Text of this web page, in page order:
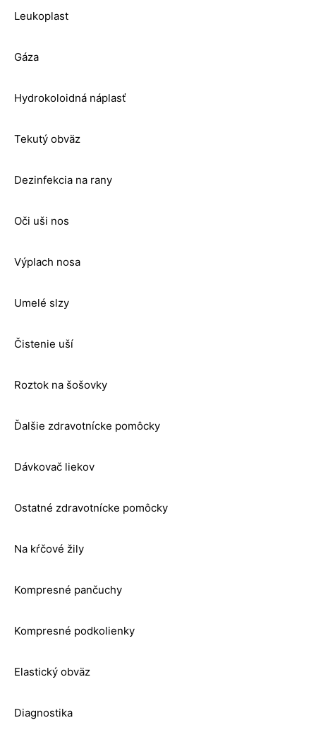
Leukoplast
Gáza
Hydrokoloidná náplasť
Tekutý obväz
Dezinfekcia na rany
Oči uši nos
Výplach nosa
Umelé slzy
Čistenie uší
Roztok na šošovky
Ďalšie zdravotnícke pomôcky
Dávkovač liekov
Ostatné zdravotnícke pomôcky
Na kŕčové žily
Kompresné pančuchy
Kompresné podkolienky
Elastický obväz
Diagnostika